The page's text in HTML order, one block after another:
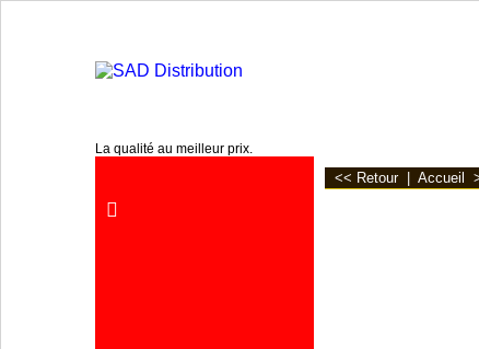
La qualité au meilleur prix.
<< Retour Accueil